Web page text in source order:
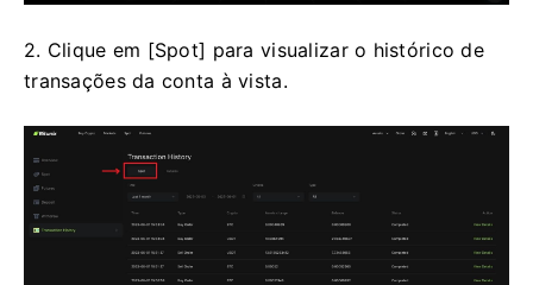
2. Clique em [Spot] para visualizar o histórico de
transações da conta à vista.